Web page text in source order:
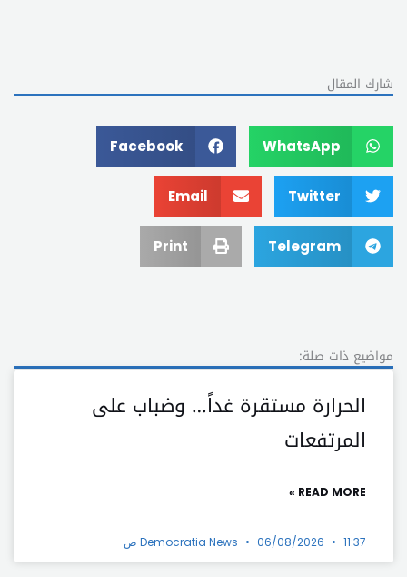
شارك المقال
WhatsApp
Facebook
Twitter
Email
Telegram
Print
مواضيع ذات صلة:
الحرارة مستقرة غداً… وضباب على
المرتفعات
READ MORE »
Democratia News 06/08/2026 11:37 ص